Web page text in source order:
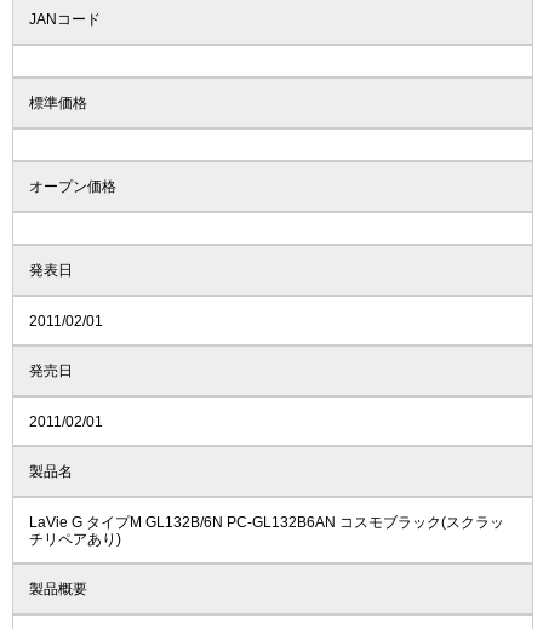
JANコード
標準価格
オープン価格
発表日
2011/02/01
発売日
2011/02/01
製品名
LaVie G タイプM GL132B/6N PC-GL132B6AN コスモブラック(スクラッ
チリペアあり)
製品概要